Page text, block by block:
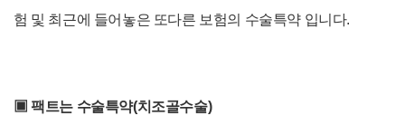
험 및 최근에 들어놓은 또다른 보험의 수술특약 입니다.
▣ 팩트는 수술특약(치조골수술)